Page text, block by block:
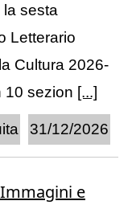
la sesta
Letterario
Cultura 2026-
10 sezion [...]
31/12/2026
e